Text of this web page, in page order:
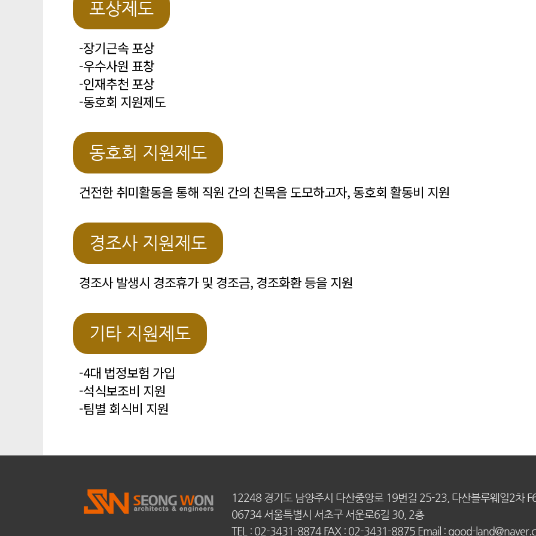
포상제도
-장기근속 포상
-우수사원 표창
-인재추천 포상
-동호회 지원제도
동호회 지원제도
건전한 취미활동을 통해 직원 간의 친목을 도모하고자, 동호회 활동비 지원
경조사 지원제도
경조사 발생시 경조휴가 및 경조금, 경조화환 등을 지원
기타 지원제도
-4대 법정보험 가입
-석식보조비 지원
-팀별 회식비 지원
12248 경기도 남양주시 다산중앙로 19번길 25-23, 다산블루웨일2차
06734 서울특별시 서초구 서운로6길 30, 2층
TEL : 02-3431-8874 FAX : 02-3431-8875 Email : good-